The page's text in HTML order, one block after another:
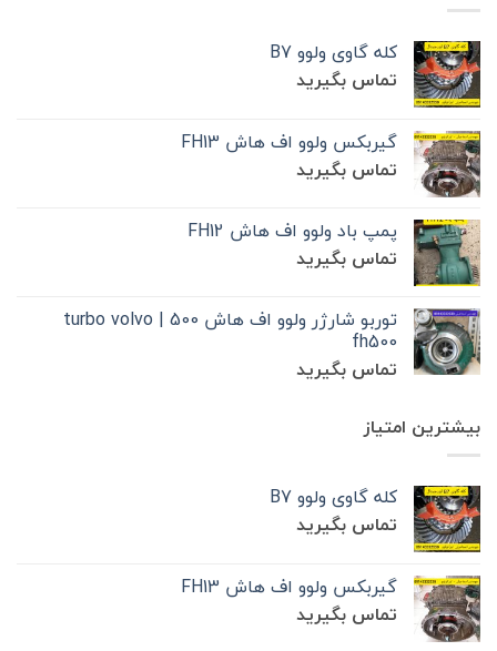
کله گاوی ولوو B7
تماس بگیرید
گیربکس ولوو اف هاش FH13
تماس بگیرید
پمپ باد ولوو اف هاش FH12
تماس بگیرید
توربو شارژر ولوو اف هاش 500 | turbo volvo
fh500
تماس بگیرید
بیشترین امتیاز
کله گاوی ولوو B7
تماس بگیرید
گیربکس ولوو اف هاش FH13
تماس بگیرید